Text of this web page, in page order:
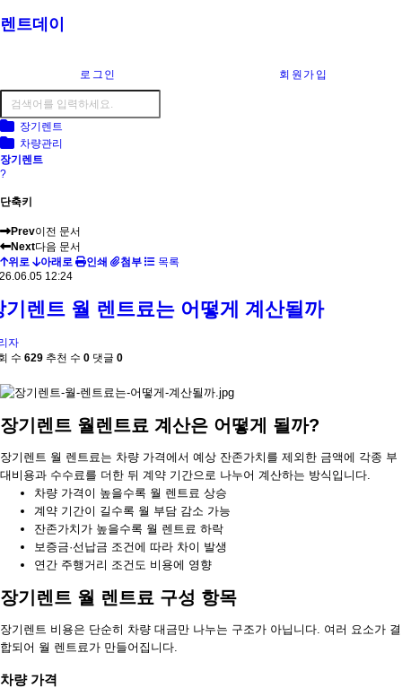
렌트데이
로그인 회원가입
장기렌트
차량관리
장기렌트
?
단축키
Prev이전 문서
Next다음 문서
위로
아래로 인쇄 첨부
목록
12:24
기렌트 월 렌트료는 어떻게 계산될까
자
수 629 추천 수 0 댓글 0
장기렌트 월렌트료 계산은 어떻게 될까?
장기렌트 월 렌트료는 차량 가격에서 예상 잔존가치를 제외한 금액에 각종 부
대비용과 수수료를 더한 뒤 계약 기간으로 나누어 계산하는 방식입니다.
차량 가격이 높을수록 월 렌트료 상승
계약 기간이 길수록 월 부담 감소 가능
잔존가치가 높을수록 월 렌트료 하락
보증금·선납금 조건에 따라 차이 발생
연간 주행거리 조건도 비용에 영향
장기렌트 월 렌트료 구성 항목
장기렌트 비용은 단순히 차량 대금만 나누는 구조가 아닙니다. 여러 요소가 결
합되어 월 렌트료가 만들어집니다.
차량 가격